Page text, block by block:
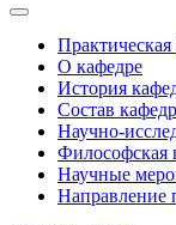
О кафедре
История
Состав
Научно-
Философская
Научные
Направление